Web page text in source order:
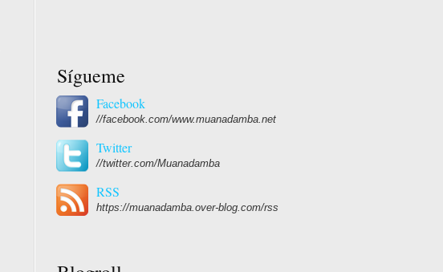
Sígueme
Facebook
//facebook.com/www.muanadamba.net
Twitter
//twitter.com/Muanadamba
RSS
https://muanadamba.over-blog.com/rss